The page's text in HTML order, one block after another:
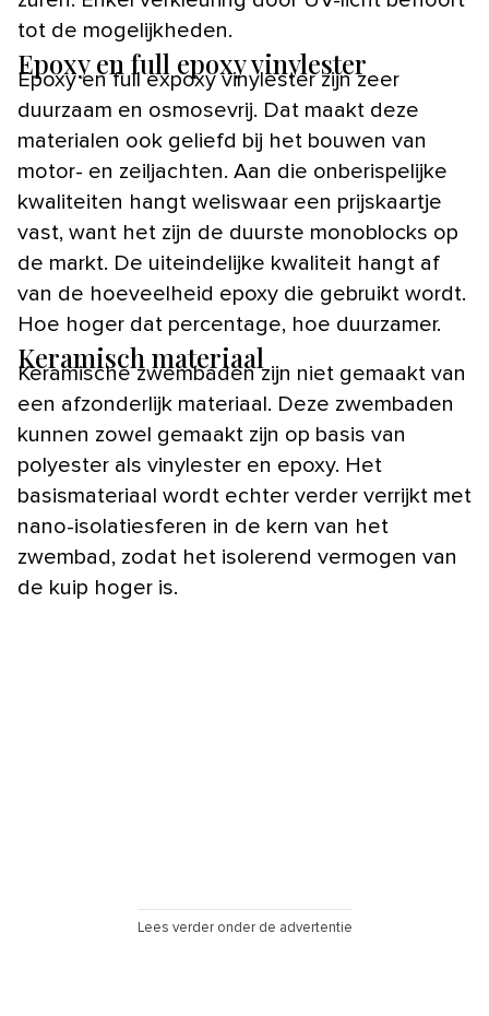
tot de mogelijkheden.
Epoxy en full epoxy vinylester
Epoxy en full expoxy vinylester zijn zeer
duurzaam en osmosevrij. Dat maakt deze
materialen ook geliefd bij het bouwen van
motor- en zeiljachten. Aan die onberispelijke
kwaliteiten hangt weliswaar een prijskaartje
vast, want het zijn de duurste monoblocks op
de markt. De uiteindelijke kwaliteit hangt af
van de hoeveelheid epoxy die gebruikt wordt.
Hoe hoger dat percentage, hoe duurzamer.
Keramisch materiaal
Keramische zwembaden zijn niet gemaakt van
een afzonderlijk materiaal. Deze zwembaden
kunnen zowel gemaakt zijn op basis van
polyester als vinylester en epoxy. Het
basismateriaal wordt echter verder verrijkt met
nano-isolatiesferen in de kern van het
zwembad, zodat het isolerend vermogen van
de kuip hoger is.
Lees verder onder de advertentie